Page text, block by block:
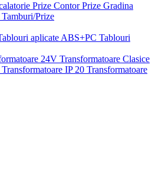
Prize ContorPrize Gradina
Tamburi/Prize
aplicate ABS+PC Tablouri
24V Transformatoare Clasice
Transformatoare IP 20 Transformatoare